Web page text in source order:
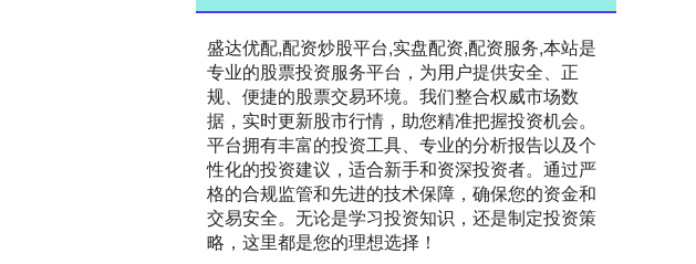
盛达优配,配资炒股平台,实盘配资,配资服务,本站是
专业的股票投资服务平台，为用户提供安全、正
规、便捷的股票交易环境。我们整合权威市场数
据，实时更新股市行情，助您精准把握投资机会。
平台拥有丰富的投资工具、专业的分析报告以及个
性化的投资建议，适合新手和资深投资者。通过严
格的合规监管和先进的技术保障，确保您的资金和
交易安全。无论是学习投资知识，还是制定投资策
略，这里都是您的理想选择！